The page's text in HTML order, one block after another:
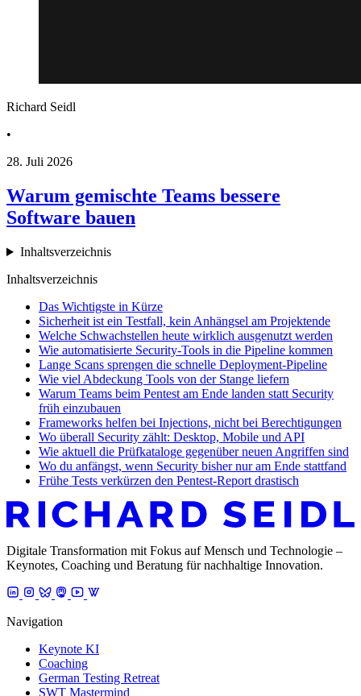
Richard Seidl
•
28. Juli 2026
Warum gemischte Teams bessere
Software bauen
Inhaltsverzeichnis
Inhaltsverzeichnis
Das Wichtigste in Kürze
Sicherheit ist ein Testfall, kein Anhängsel am Projektende
Welche Schwachstellen heute wirklich ausgenutzt werden
Wie automatisierte Security-Tools in die Pipeline kommen
Lange Scans sprengen die schnelle Deployment-Pipeline
Wie viel Abdeckung Tools von der Stange liefern
Warum Teams beim Pentest am Ende landen statt Security
früh einzubauen
Frameworks helfen bei Injections, nicht bei Berechtigungen
Wo überall Security zählt: Desktop, Mobile und API
Wie aktuell die Prüfkataloge gegenüber neuen Angriffen sind
Wo du anfängst, wenn Security bisher nur am Ende stattfand
Frühe Tests verkürzen den Pentest-Report drastisch
Digitale Transformation mit Fokus auf Mensch und Technologie –
Keynotes, Coaching und Beratung für nachhaltige Innovation.
Navigation
Keynote KI
Coaching
German Testing Retreat
SWT Mastermind